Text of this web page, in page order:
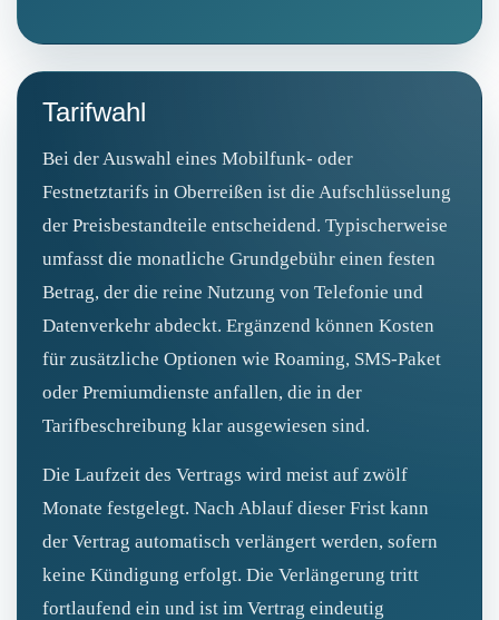
Tarifwahl
Bei der Auswahl eines Mobilfunk- oder
Festnetztarifs in Oberreißen ist die Aufschlüsselung
der Preisbestandteile entscheidend. Typischerweise
umfasst die monatliche Grundgebühr einen festen
Betrag, der die reine Nutzung von Telefonie und
Datenverkehr abdeckt. Ergänzend können Kosten
für zusätzliche Optionen wie Roaming, SMS-Paket
oder Premiumdienste anfallen, die in der
Tarifbeschreibung klar ausgewiesen sind.
Die Laufzeit des Vertrags wird meist auf zwölf
Monate festgelegt. Nach Ablauf dieser Frist kann
der Vertrag automatisch verlängert werden, sofern
keine Kündigung erfolgt. Die Verlängerung tritt
fortlaufend ein und ist im Vertrag eindeutig